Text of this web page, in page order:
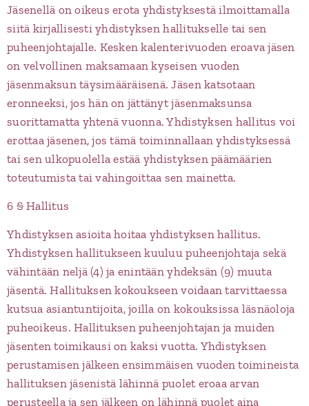
Jäsenellä on oikeus erota yhdistyksestä ilmoittamalla
siitä kirjallisesti yhdistyksen hallitukselle tai sen
puheenjohtajalle. Kesken kalenterivuoden eroava jäsen
on velvollinen maksamaan kyseisen vuoden
jäsenmaksun täysimääräisenä. Jäsen katsotaan
eronneeksi, jos hän on jättänyt jäsenmaksunsa
suorittamatta yhtenä vuonna. Yhdistyksen hallitus voi
erottaa jäsenen, jos tämä toiminnallaan yhdistyksessä
tai sen ulkopuolella estää yhdistyksen päämäärien
toteutumista tai vahingoittaa sen mainetta.
6 § Hallitus
Yhdistyksen asioita hoitaa yhdistyksen hallitus.
Yhdistyksen hallitukseen kuuluu puheenjohtaja sekä
vähintään neljä (4) ja enintään yhdeksän (9) muuta
jäsentä. Hallituksen kokoukseen voidaan tarvittaessa
kutsua asiantuntijoita, joilla on kokouksissa läsnäoloja
puheoikeus. Hallituksen puheenjohtajan ja muiden
jäsenten toimikausi on kaksi vuotta. Yhdistyksen
perustamisen jälkeen ensimmäisen vuoden toimineista
hallituksen jäsenistä lähinnä puolet eroaa arvan
perusteella ja sen jälkeen on lähinnä puolet aina